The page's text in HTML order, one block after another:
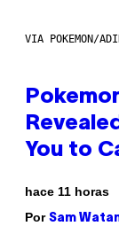
VIA POKEMON/
You to
hace 11 horas
Por Sam